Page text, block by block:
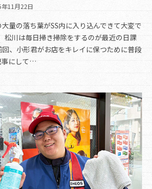
11月22日
量の落ち葉がSS内に入り込んできて大変で
松川は毎日掃き掃除をするのが最近の日課
回、小形君がお店をキレイに保つために普段
事にして…